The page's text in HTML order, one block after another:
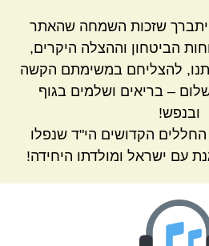
יתברך שזכות השמחה שהאתר
הביטחון וההצלה היקרים,
להצליחם במשימתם הקשה
– בריאים ושלמים בגוף
ובנפש!
החללים הקדושים הי"ד שנפלו
עם ישראל ומולדתו היחידה!